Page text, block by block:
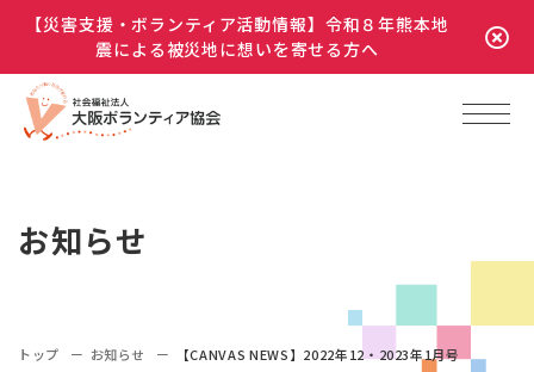
【災害支援・ボランティア活動情報】令和８年熊本地
震による被災地に想いを寄せる方へ
お知らせ
トップ お知らせ 【CANVAS NEWS】2022年12・2023年1月号